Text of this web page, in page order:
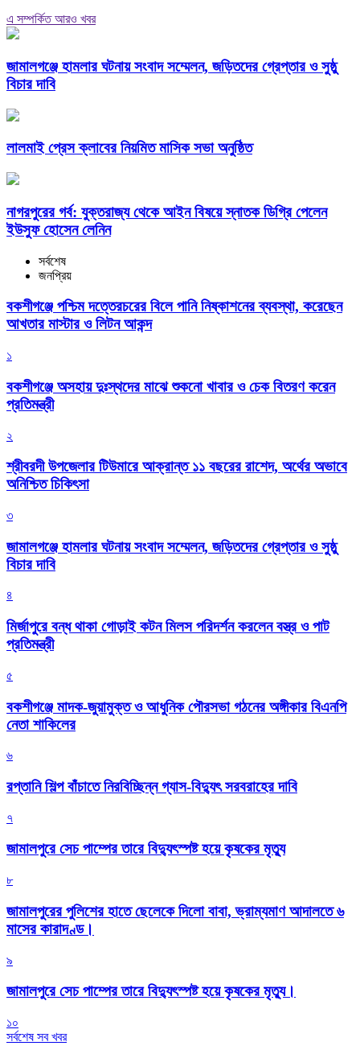
এ সম্পর্কিত আরও খবর
জামালগঞ্জে হামলার ঘটনায় সংবাদ সম্মেলন, জড়িতদের গ্রেপ্তার ও সুষ্ঠু
বিচার দাবি
লালমাই প্রেস ক্লাবের নিয়মিত মাসিক সভা অনুষ্ঠিত
নাগরপুরের গর্ব: যুক্তরাজ্য থেকে আইন বিষয়ে স্নাতক ডিগ্রি পেলেন
ইউসুফ হোসেন লেনিন
সর্বশেষ
জনপ্রিয়
বকশীগঞ্জে পশ্চিম দত্তেরচরের বিলে পানি নিষ্কাশনের ব্যবস্থা, করেছেন
আখতার মাস্টার ও লিটন আকন্দ
১
বকশীগঞ্জে অসহায় দুঃস্থদের মাঝে শুকনো খাবার ও চেক বিতরণ করেন
প্রতিমন্ত্রী
২
শ্রীবরদী উপজেলার টিউমারে আক্রান্ত ১১ বছরের রাশেদ, অর্থের অভাবে
অনিশ্চিত চিকিৎসা
৩
জামালগঞ্জে হামলার ঘটনায় সংবাদ সম্মেলন, জড়িতদের গ্রেপ্তার ও সুষ্ঠু
বিচার দাবি
৪
মির্জাপুরে বন্ধ থাকা গোড়াই কটন মিলস পরিদর্শন করলেন বস্ত্র ও পাট
প্রতিমন্ত্রী
৫
বকশীগঞ্জে মাদক-জুয়ামুক্ত ও আধুনিক পৌরসভা গঠনের অঙ্গীকার বিএনপি
নেতা শাকিলের
৬
রপ্তানি শিল্প বাঁচাতে নিরবিচ্ছিন্ন গ্যাস-বিদ্যুৎ সরবরাহের দাবি
৭
জামালপুরে সেচ পাম্পের তারে বিদ্যুৎস্পষ্ট হয়ে কৃষকের মৃত্যু
৮
জামালপুরের পুলিশের হাতে ছেলেকে দিলো বাবা, ভ্রাম্যমাণ আদালতে ৬
মাসের কারাদণ্ড।
৯
জামালপুরে সেচ পাম্পের তারে বিদ্যুৎস্পষ্ট হয়ে কৃষকের মৃত্যু।
১০
সর্বশেষ সব খবর